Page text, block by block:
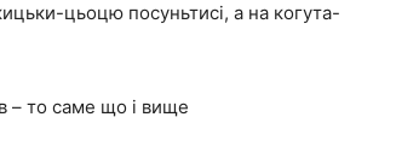
цьоцю посуньтисі, а на когута-
– то саме що і вище